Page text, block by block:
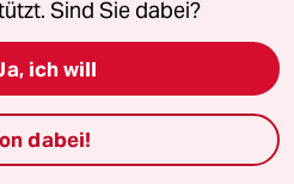
Sind Sie dabei?
ich will
dabei!